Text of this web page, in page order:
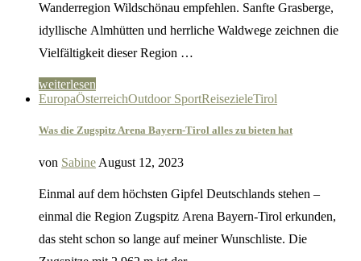
Wanderregion Wildschönau empfehlen. Sanfte Grasberge,
idyllische Almhütten und herrliche Waldwege zeichnen die
Vielfältigkeit dieser Region …
weiterlesen
EuropaÖsterreichOutdoor SportReisezieleTirol
Was die Zugspitz Arena Bayern-Tirol alles zu bieten hat
von Sabine August 12, 2023
Einmal auf dem höchsten Gipfel Deutschlands stehen –
einmal die Region Zugspitz Arena Bayern-Tirol erkunden,
das steht schon so lange auf meiner Wunschliste. Die